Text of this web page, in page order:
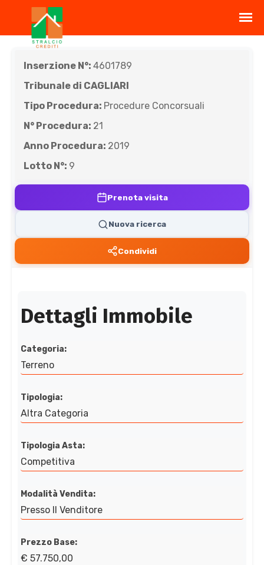
Inserzione N°: 4601789
Tribunale di CAGLIARI
Tipo Procedura: Procedure Concorsuali
N° Procedura: 21
Anno Procedura: 2019
Lotto N°: 9
Prenota visita
Nuova ricerca
Condividi
Dettagli Immobile
Categoria:
Terreno
Tipologia:
Altra Categoria
Tipologia Asta:
Competitiva
Modalità Vendita:
Presso Il Venditore
Prezzo Base:
€ 57.750,00